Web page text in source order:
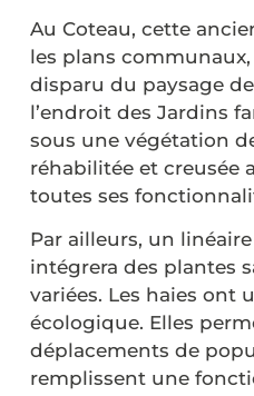
Au Coteau, cette
les plans
disparu du paysage
l’endroit des Jardins
sous une végétation
réhabilitée et creusée
toutes ses
Par ailleurs, un
intégrera des plantes
variées. Les haies ont
écologique. Elles
déplacements de
remplissent une